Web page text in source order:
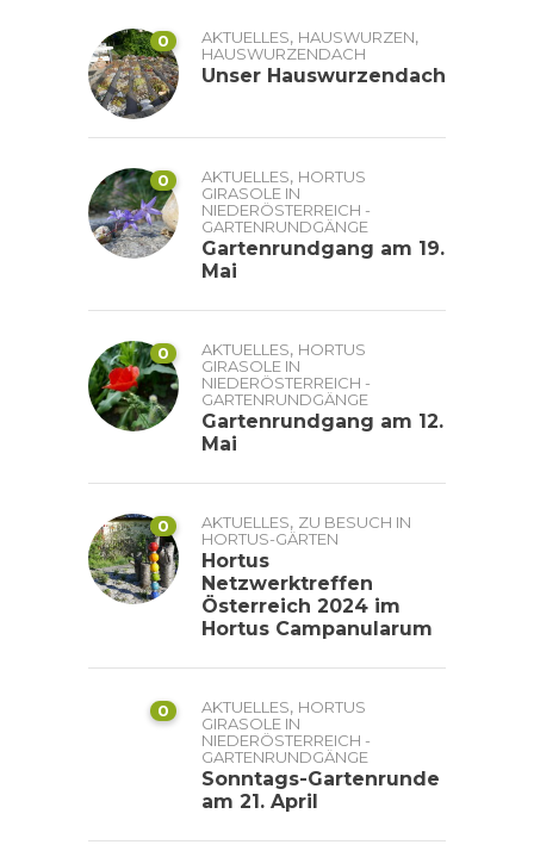
0 AKTUELLES, HAUSWURZEN,
HAUSWURZENDACH
Unser Hauswurzendach
0 AKTUELLES, HORTUS
GIRASOLE IN
NIEDERÖSTERREICH -
GARTENRUNDGÄNGE
Gartenrundgang am 19.
Mai
0 AKTUELLES, HORTUS
GIRASOLE IN
NIEDERÖSTERREICH -
GARTENRUNDGÄNGE
Gartenrundgang am 12.
Mai
0 AKTUELLES, ZU BESUCH IN
HORTUS-GÄRTEN
Hortus
Netzwerktreffen
Österreich 2024 im
Hortus Campanularum
0 AKTUELLES, HORTUS
GIRASOLE IN
NIEDERÖSTERREICH -
GARTENRUNDGÄNGE
Sonntags-Gartenrunde
am 21. April